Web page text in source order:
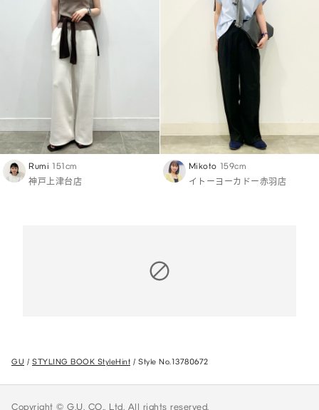
Rumi 151cm
神戸上津台店
Mikoto 159cm
イトーヨーカドー赤羽店
GU STYLING BOOK StyleHint Style No.13780672
Copyright © G.U. CO., Ltd. All rights reserved.